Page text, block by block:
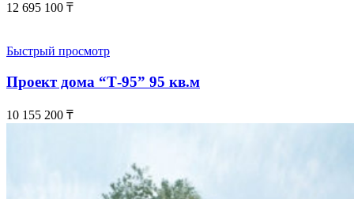
12 695 100 ₸
Быстрый просмотр
Проект дома “Т-95” 95 кв.м
10 155 200 ₸